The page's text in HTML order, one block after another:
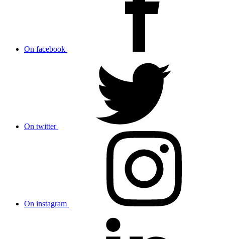
On facebook
On twitter
On instagram